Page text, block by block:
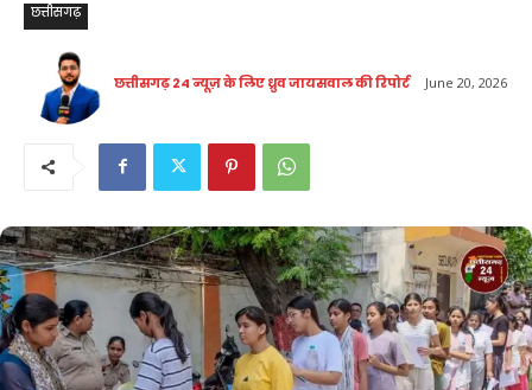
छत्तीसगढ़
छत्तीसगढ़ 24 न्यूज़ के लिए ध्रुव जायसवाल की रिपोर्ट June 20, 2026